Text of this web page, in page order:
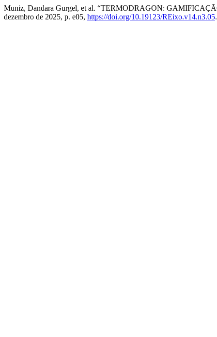
Muniz, Dandara Gurgel, et al. “TERMODRAGON:
dezembro de 2025, p. e05, https://doi.org/10.19123/REixo.v14.n3.05.